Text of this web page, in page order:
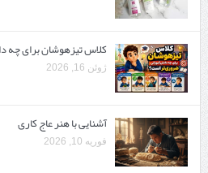
کلاس تیزهوشان برای چه
ژوئن 16, 2026
آشنایی با هنر عاج کاری
فوریه 10, 2026